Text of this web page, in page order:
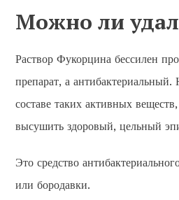
Можно ли
Раствор Фукорцина бессилен
препарат, а антибактериальный.
составе таких активных
высушить здоровый, цельный
Это средство
или бородавки.